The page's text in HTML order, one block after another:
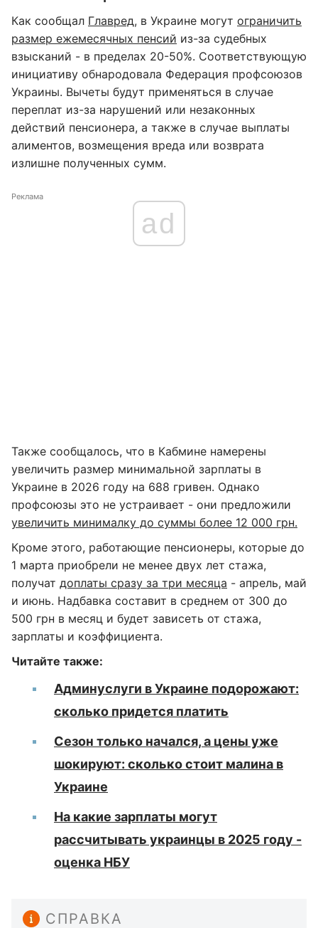
Как сообщал Главред, в Украине могут ограничить
размер ежемесячных пенсий из-за судебных
взысканий - в пределах 20-50%. Соответствующую
инициативу обнародовала Федерация профсоюзов
Украины. Вычеты будут применяться в случае
переплат из-за нарушений или незаконных
действий пенсионера, а также в случае выплаты
алиментов, возмещения вреда или возврата
излишне полученных сумм.
Реклама
ad
Также сообщалось, что в Кабмине намерены
увеличить размер минимальной зарплаты в
Украине в 2026 году на 688 гривен. Однако
профсоюзы это не устраивает - они предложили
увеличить минималку до суммы более 12 000 грн.
Кроме этого, работающие пенсионеры, которые до
1 марта приобрели не менее двух лет стажа,
получат доплаты сразу за три месяца - апрель, май
и июнь. Надбавка составит в среднем от 300 до
500 грн в месяц и будет зависеть от стажа,
зарплаты и коэффициента.
Читайте также:
Админуслуги в Украине подорожают:
сколько придется платить
Сезон только начался, а цены уже
шокируют: сколько стоит малина в
Украине
На какие зарплаты могут
рассчитывать украинцы в 2025 году -
оценка НБУ
СПРАВКА